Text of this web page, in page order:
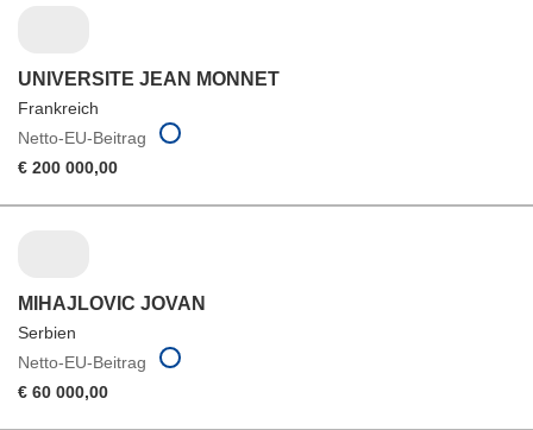
UNIVERSITE JEAN MONNET
Frankreich
Netto-EU-Beitrag
€ 200 000,00
MIHAJLOVIC JOVAN
Serbien
Netto-EU-Beitrag
€ 60 000,00